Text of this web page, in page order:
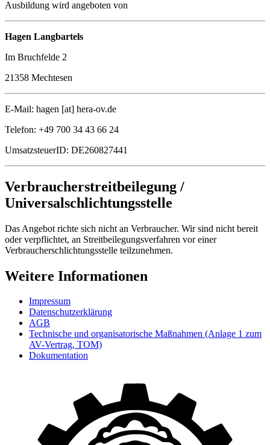
Ausbildung wird angeboten von
Hagen Langbartels
Im Bruchfelde 2
21358 Mechtesen
E-Mail: hagen [at] hera-ov.de
Telefon: +49 700 34 43 66 24
UmsatzsteuerID: DE260827441
Verbraucherstreitbeilegung /
Universalschlichtungsstelle
Das Angebot richte sich nicht an Verbraucher. Wir sind nicht bereit
oder verpflichtet, an Streitbeilegungsverfahren vor einer
Verbraucherschlichtungsstelle teilzunehmen.
Weitere Informationen
Impressum
Datenschutzerklärung
AGB
Technische und organisatorische Maßnahmen (Anlage 1 zum
AV-Vertrag, TOM)
Dokumentation